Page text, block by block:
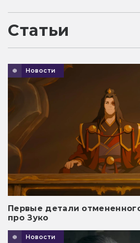
Статьи
Новости
Первые детали
про Зуко
Новости